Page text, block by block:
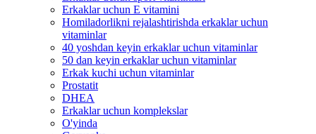
Erkaklar uchun E vitamini
Homiladorlikni rejalashtirishda erkaklar uchun
vitaminlar
40 yoshdan keyin erkaklar uchun vitaminlar
50 dan keyin erkaklar uchun vitaminlar
Erkak kuchi uchun vitaminlar
Prostatit
DHEA
Erkaklar uchun komplekslar
O'yinda